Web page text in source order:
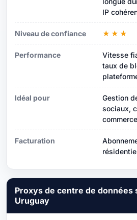
IP
Niveau de confiance ★★★
Performance
Vitesse
taux de
Idéal pour
Gestion
sociaux,
commerce
Facturation
Proxys de centre de données
Uruguay